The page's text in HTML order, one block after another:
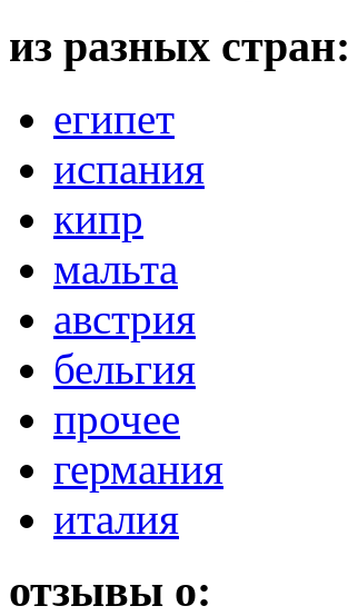
из разных стран:
египет
испания
кипр
мальта
австрия
бельгия
прочее
германия
италия
отзывы о: